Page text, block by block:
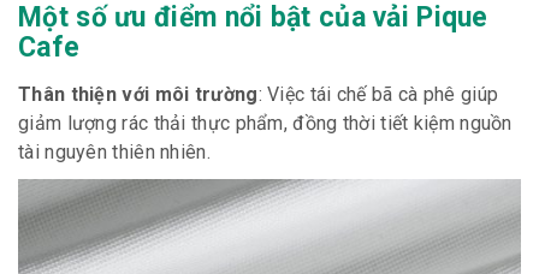
Một số ưu điểm nổi bật của vải Pique
Cafe
Thân thiện với môi trường: Việc tái chế bã cà phê giúp
giảm lượng rác thải thực phẩm, đồng thời tiết kiệm nguồn
tài nguyên thiên nhiên.